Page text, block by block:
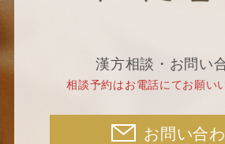
漢方相談・お問い
相談予約はお電話にてお願い
お問い合